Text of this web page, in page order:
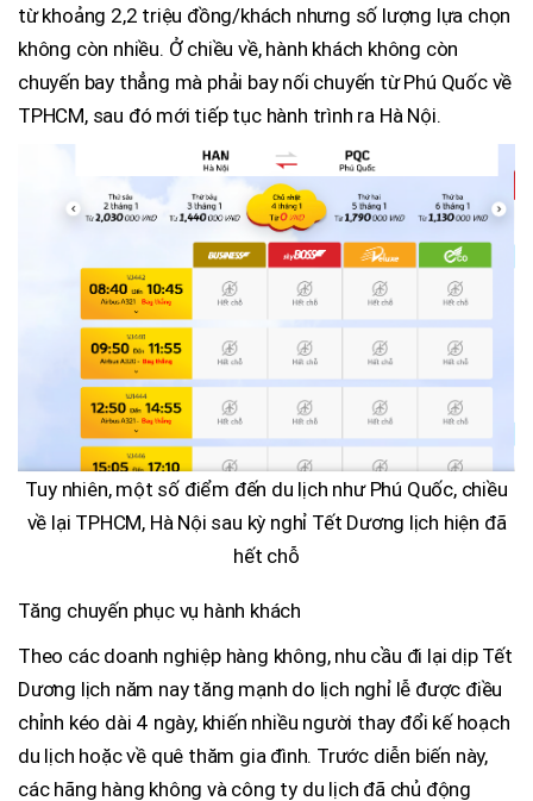
từ khoảng 2,2 triệu đồng/khách nhưng số lượng lựa chọn
không còn nhiều. Ở chiều về, hành khách không còn
chuyến bay thẳng mà phải bay nối chuyến từ Phú Quốc về
TPHCM, sau đó mới tiếp tục hành trình ra Hà Nội.
Tuy nhiên, một số điểm đến du lịch như Phú Quốc, chiều
về lại TPHCM, Hà Nội sau kỳ nghỉ Tết Dương lịch hiện đã
hết chỗ
Tăng chuyến phục vụ hành khách
Theo các doanh nghiệp hàng không, nhu cầu đi lại dịp Tết
Dương lịch năm nay tăng mạnh do lịch nghỉ lễ được điều
chỉnh kéo dài 4 ngày, khiến nhiều người thay đổi kế hoạch
du lịch hoặc về quê thăm gia đình. Trước diễn biến này,
các hãng hàng không và công ty du lịch đã chủ động